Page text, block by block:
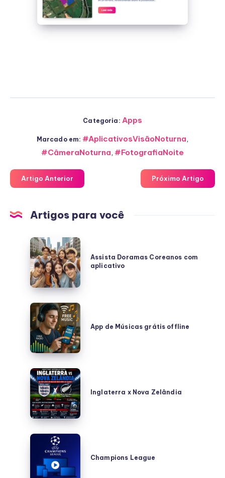
Categoria: Apps
Marcado em: #AplicativosVisãoNoturna,
#CâmeraNoturna, #FotografiaNoite
Artigo Anterior Próximo Artigo
Artigos para você
Assista
Doramas
Coreanos
com
aplicativo
Assista Doramas Coreanos com
aplicativo
App
de
Músicas
grátis
offline
App de Músicas grátis offline
Inglaterra
x
Nova
Zelândia
Inglaterra x Nova Zelândia
Champions
League
Champions League